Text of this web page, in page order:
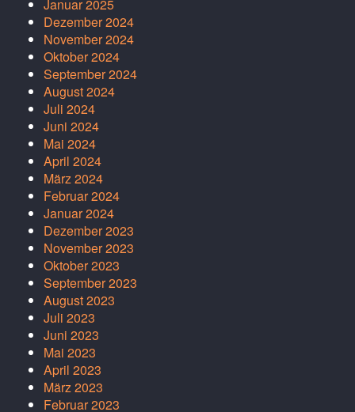
Januar 2025
Dezember 2024
November 2024
Oktober 2024
September 2024
August 2024
Juli 2024
Juni 2024
Mai 2024
April 2024
März 2024
Februar 2024
Januar 2024
Dezember 2023
November 2023
Oktober 2023
September 2023
August 2023
Juli 2023
Juni 2023
Mai 2023
April 2023
März 2023
Februar 2023